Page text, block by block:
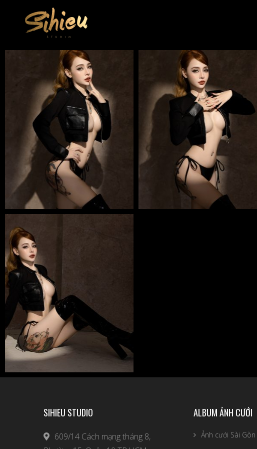
SIHIEU STUDIO
609/14 Cách mạng tháng 8,
ALBUM ẢNH CƯỚI
Ảnh cưới Sài Gòn